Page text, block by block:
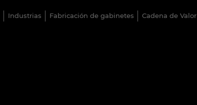
Industrias Fabricación de gabinetes Cadena de Valor